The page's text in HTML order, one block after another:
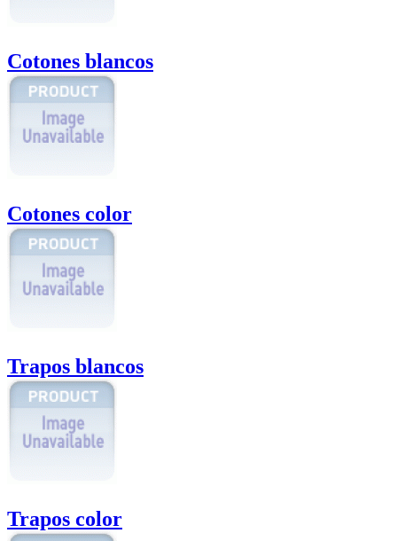
Cotones blancos
Cotones color
Trapos blancos
Trapos color